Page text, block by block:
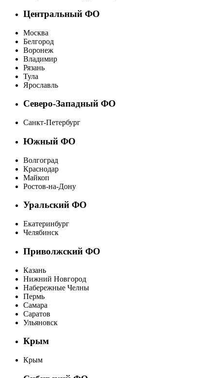
Центральный ФО
Москва
Белгород
Воронеж
Владимир
Рязань
Тула
Ярославль
Северо-Западный ФО
Санкт-Петербург
Южный ФО
Волгоград
Краснодар
Майкоп
Ростов-на-Дону
Уральский ФО
Екатеринбург
Челябинск
Приволжский ФО
Казань
Нижний Новгород
Набережные Челны
Пермь
Самара
Саратов
Ульяновск
Крым
Крым